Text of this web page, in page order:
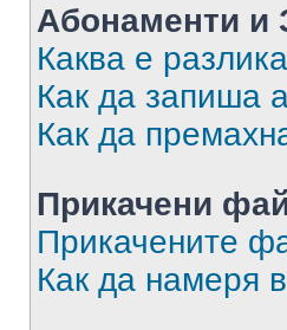
Абонаменти и
Каква е
Как да запиша
Как да
Прикачени
Прикачените
Как да намеря